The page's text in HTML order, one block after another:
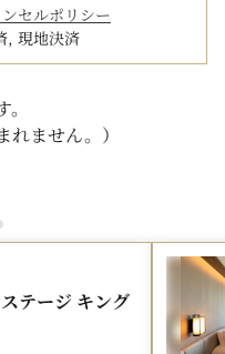
セルポリシー
, 現地決済
れません。）
ック （ヘリテージにご
）
テージ キング